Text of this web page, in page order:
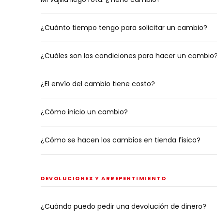
¿Cuánto tiempo tengo para solicitar un cambio?
¿Cuáles son las condiciones para hacer un
¿El envío del cambio tiene costo?
¿Cómo inicio un cambio?
¿Cómo se hacen los cambios en tienda física?
DEVOLUCIONES Y ARREPENTIMIENTO
¿Cuándo puedo pedir una devolución de dinero?